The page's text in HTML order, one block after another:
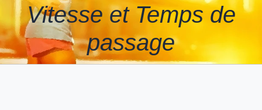
Vitesse et Temps de
passage